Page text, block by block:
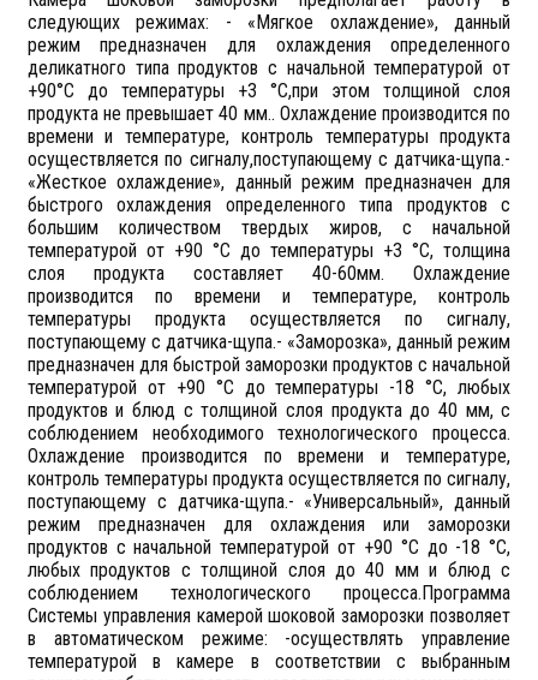
следующих режимах: - «Мягкое охлаждение», данный
режим предназначен для охлаждения определенного
деликатного типа продуктов с начальной температурой от
+90°С до температуры +3 °С,при этом толщиной слоя
продукта не превышает 40 мм.. Охлаждение производится по
времени и температуре, контроль температуры продукта
осуществляется по сигналу,поступающему с датчика-щупа.-
«Жесткое охлаждение», данный режим предназначен для
быстрого охлаждения определенного типа продуктов с
большим количеством твердых жиров, с начальной
температурой от +90 °С до температуры +3 °С, толщина
слоя продукта составляет 40-60мм. Охлаждение
производится по времени и температуре, контроль
температуры продукта осуществляется по сигналу,
поступающему с датчика-щупа.- «Заморозка», данный режим
предназначен для быстрой заморозки продуктов с начальной
температурой от +90 °С до температуры -18 °С, любых
продуктов и блюд с толщиной слоя продукта до 40 мм, с
соблюдением необходимого технологического процесса.
Охлаждение производится по времени и температуре,
контроль температуры продукта осуществляется по сигналу,
поступающему с датчика-щупа.- «Универсальный», данный
режим предназначен для охлаждения или заморозки
продуктов с начальной температурой от +90 °С до -18 °С,
любых продуктов с толщиной слоя до 40 мм и блюд с
соблюдением технологического процесса.Программа
Системы управления камерой шоковой заморозки позволяет
в автоматическом режиме: -осуществлять управление
температурой в камере в соответствии с выбранным